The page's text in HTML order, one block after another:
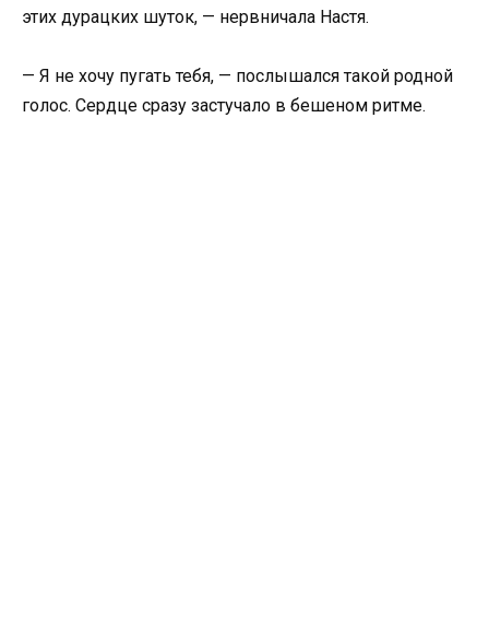
этих дурацких шуток, — нервничала Настя.
— Я не хочу пугать тебя, — послышался такой родной
голос. Сердце сразу застучало в бешеном ритме.